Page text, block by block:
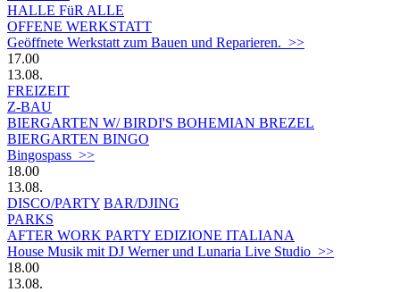
HALLE FüR ALLE
OFFENE WERKSTATT
Geöffnete Werkstatt zum Bauen und Reparieren. >>
17.00
13.08.
FREIZEIT
Z-BAU
BIERGARTEN W/ BIRDI'S BOHEMIAN BREZEL
BIERGARTEN BINGO
Bingospass >>
18.00
13.08.
DISCO/PARTY BAR/DJING
PARKS
AFTER WORK PARTY EDIZIONE ITALIANA
House Musik mit DJ Werner und Lunaria Live Studio >>
18.00
13.08.